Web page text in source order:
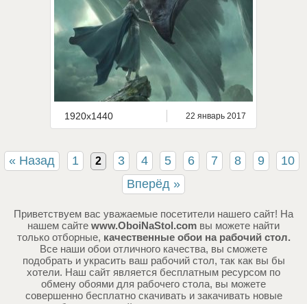
1920x1440 22 январь 2017
« Назад 1 2 3 4 5 6 7 8 9
10
Вперёд »
Приветствуем вас уважаемые посетители нашего сайт! На
нашем сайте www.OboiNaStol.com вы можете найти
только отборные, качественные обои на рабочий стол.
Все наши обои отличного качества, вы сможете
подобрать и украсить ваш рабочий стол, так как вы бы
хотели. Наш сайт является бесплатным ресурсом по
обмену обоями для рабочего стола, вы можете
совершенно бесплатно скачивать и закачивать новые